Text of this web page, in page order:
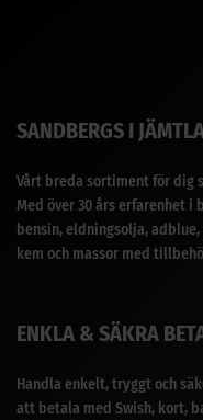
SANDBERGS I
Vårt breda sortiment för dig
Med över 30 års erfarenhet i
bensin, eldningsolja,
kem och massor med
ENKLA & SÄKRA
Handla enkelt, tryggt och
att betala med Swish, kort,